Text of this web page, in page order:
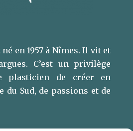
né en 1957 à Nîmes. Il vit et
​C’est un privilège
plasticien de créer en
du Sud, de passions et de